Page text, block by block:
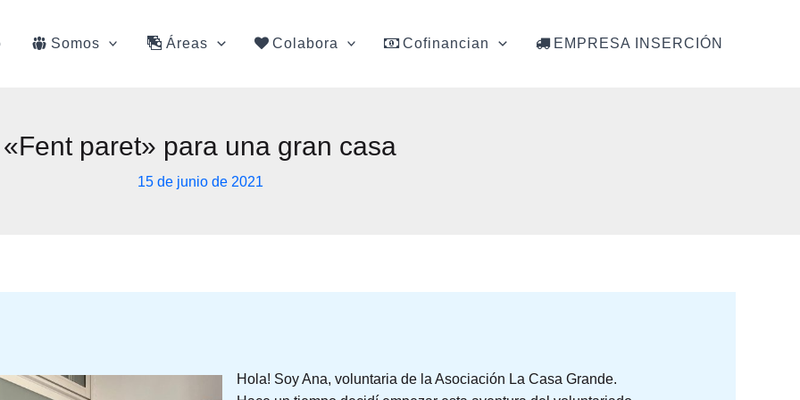
Somos Áreas Colabora Cofinancian EMPRESA INSERCIÓN
«Fent paret» para una gran casa
15 de junio de 2021
Hola! Soy Ana, voluntaria de la Asociación La Casa Grande.